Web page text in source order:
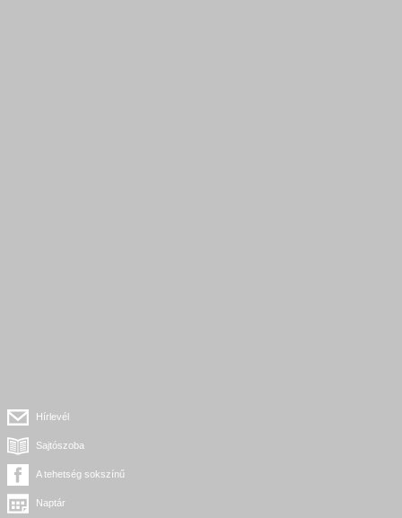
Hírlevél
Sajtószoba
A tehetség sokszínű
Naptár